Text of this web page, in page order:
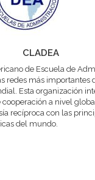
CLADEA
de Escuela de
redes más importantes
Esta organización
cooperación a nivel
recíproca con las
del mundo.